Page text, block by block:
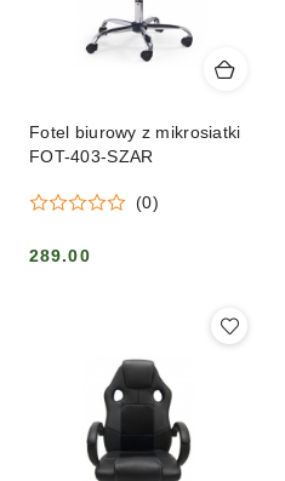
Fotel biurowy z mikrosiatki
FOT-403-SZAR
(0)
289.00